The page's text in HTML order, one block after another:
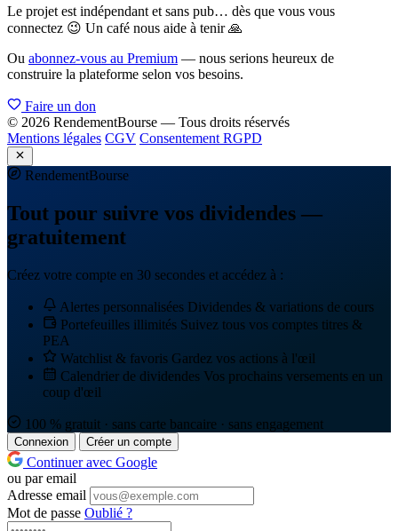
Le projet est indépendant et sans pub… dès que vous vous
connectez 😉 Un café nous aide à tenir 🙏
Ou abonnez-vous au Premium — nous serions heureux de
construire la plateforme selon vos besoins.
Faire un don
© 2026 RendementBourse — Tous droits réservés
Mentions légales CGV Consentement RGPD
RendementBourse
Tout pour suivre vos dividendes —
gratuitement
Créez votre compte en 30 secondes et accédez à :
Alertes personnalisées Dividendes & variations de cours
Portefeuilles illimités Suivez tous vos comptes titres &
PEA
Watchlist & favoris Gardez vos actions à l'œil
Calendrier de dividendes Vos prochains versements en un
coup d'œil
100 % gratuit · sans carte bancaire · sans engagement
Connexion Créer un compte
Continuer avec Google
ou par email
Adresse email
Mot de passe Oublié ?